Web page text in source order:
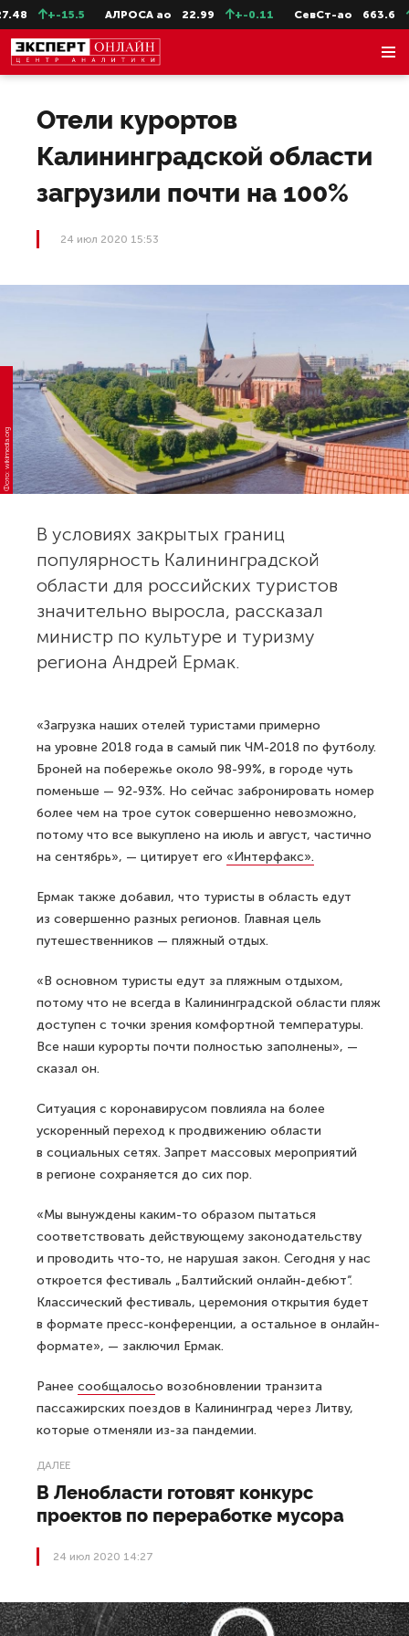
+-15.5 АЛРОСА ао 22.99 +-0.11 СевСт-ао 663.6
Отели курортов
Калининградской области
загрузили почти на 100%
24 июл 2020 15:53
Фото: wikimedia.org
В условиях закрытых границ
популярность Калининградской
области для российских туристов
значительно выросла, рассказал
министр по культуре и туризму
региона Андрей Ермак.
«Загрузка наших отелей туристами примерно
на уровне 2018 года в самый пик ЧМ-2018 по футболу.
Броней на побережье около 98-99%, в городе чуть
поменьше — 92-93%. Но сейчас забронировать номер
более чем на трое суток совершенно невозможно,
потому что все выкуплено на июль и август, частично
на сентябрь», — цитирует его «Интерфакс».
Ермак также добавил, что туристы в область едут
из совершенно разных регионов. Главная цель
путешественников — пляжный отдых.
«В основном туристы едут за пляжным отдыхом,
потому что не всегда в Калининградской области пляж
доступен с точки зрения комфортной температуры.
Все наши курорты почти полностью заполнены», —
сказал он.
Ситуация с коронавирусом повлияла на более
ускоренный переход к продвижению области
в социальных сетях. Запрет массовых мероприятий
в регионе сохраняется до сих пор.
«Мы вынуждены каким-то образом пытаться
соответствовать действующему законодательству
и проводить что-то, не нарушая закон. Сегодня у нас
откроется фестиваль „Балтийский онлайн-дебют“.
Классический фестиваль, церемония открытия будет
в формате пресс-конференции, а остальное в онлайн-
формате», — заключил Ермак.
Ранее сообщалосьо возобновлении транзита
пассажирских поездов в Калининград через Литву,
которые отменяли из-за пандемии.
ДАЛЕЕ
В Ленобласти готовят конкурс
проектов по переработке мусора
24 июл 2020 14:27